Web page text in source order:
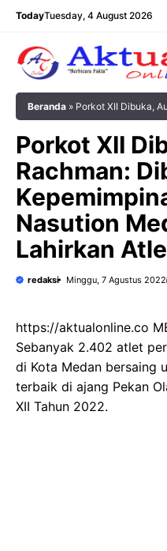
Langsung
TodayTuesday, 4 August 2026
Beranda » Porkot XII Dibuka,
Unggul
Porkot XII
Rachman:
Nasution
Lahirkan
redaksi Minggu, 7 Agustus 2022
https://aktualonline.co
Sebanyak 2.402 atlet
di Kota Medan bersaing
terbaik di ajang Pekan
XII Tahun 2022.